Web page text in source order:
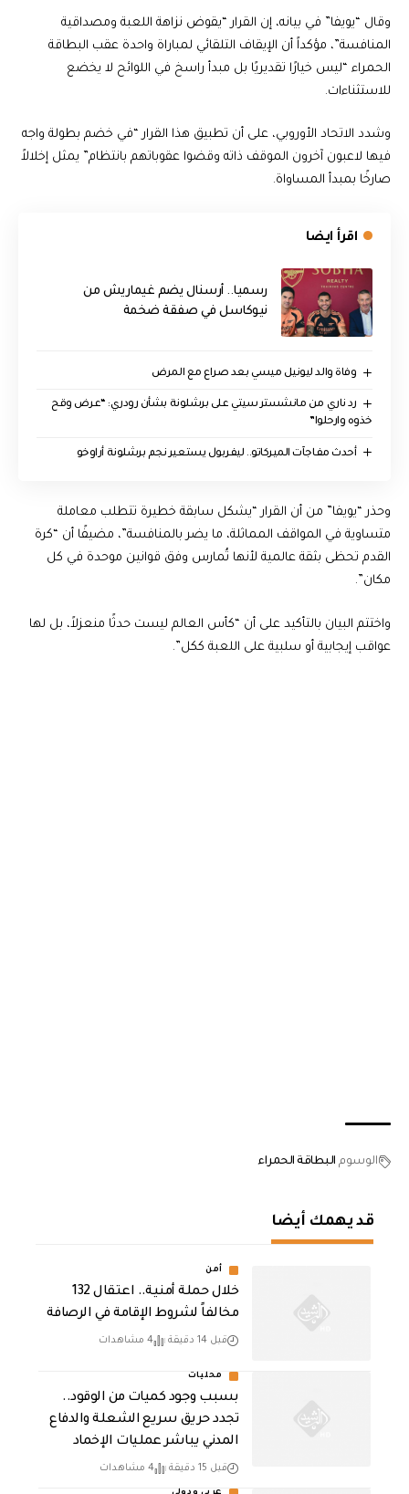
وقال “يويفا” في بيانه، إن القرار “يقوض نزاهة اللعبة ومصداقية
المنافسة”، مؤكداً أن الإيقاف التلقائي لمباراة واحدة عقب البطاقة
الحمراء “ليس خيارًا تقديريًا بل مبدأ راسخ في اللوائح لا يخضع
للاستثناءات.
وشدد الاتحاد الأوروبي، على أن تطبيق هذا القرار “في خضم بطولة واجه
فيها لاعبون آخرون الموقف ذاته وقضوا عقوباتهم بانتظام” يمثل إخلالاً
صارخًا بمبدأ المساواة.
اقرأ ايضا
رسميا.. أرسنال يضم غيماريش من
نيوكاسل في صفقة ضخمة
وفاة والد ليونيل ميسي بعد صراع مع المرض
رد ناري من مانشستر سيتي على برشلونة بشأن رودري: “عرض وقح
خذوه وارحلوا”
أحدث مفاجآت الميركاتو.. ليفربول يستعير نجم برشلونة أراوخو
وحذر “يويفا” من أن القرار “يشكل سابقة خطيرة تتطلب معاملة
متساوية في المواقف المماثلة، ما يضر بالمنافسة”، مضيفًا أن “كرة
القدم تحظى بثقة عالمية لأنها تُمارس وفق قوانين موحدة في كل
مكان”.
واختتم البيان بالتأكيد على أن “كأس العالم ليست حدثًا منعزلاً، بل لها
عواقب إيجابية أو سلبية على اللعبة ككل”.
الوسوم البطاقة الحمراء
قد يهمك أيضا
أمن
خلال حملة أمنية.. اعتقال 132
مخالفاً لشروط الإقامة في الرصافة
قبل 14 دقيقة 4 مشاهدات
محليات
بسبب وجود كميات من الوقود..
تجدد حريق سريع الشعلة والدفاع
المدني يباشر عمليات الإخماد
قبل 15 دقيقة 4 مشاهدات